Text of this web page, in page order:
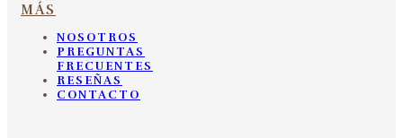
MÁS
NOSOTROS
PREGUNTAS
FRECUENTES
RESEÑAS
CONTACTO